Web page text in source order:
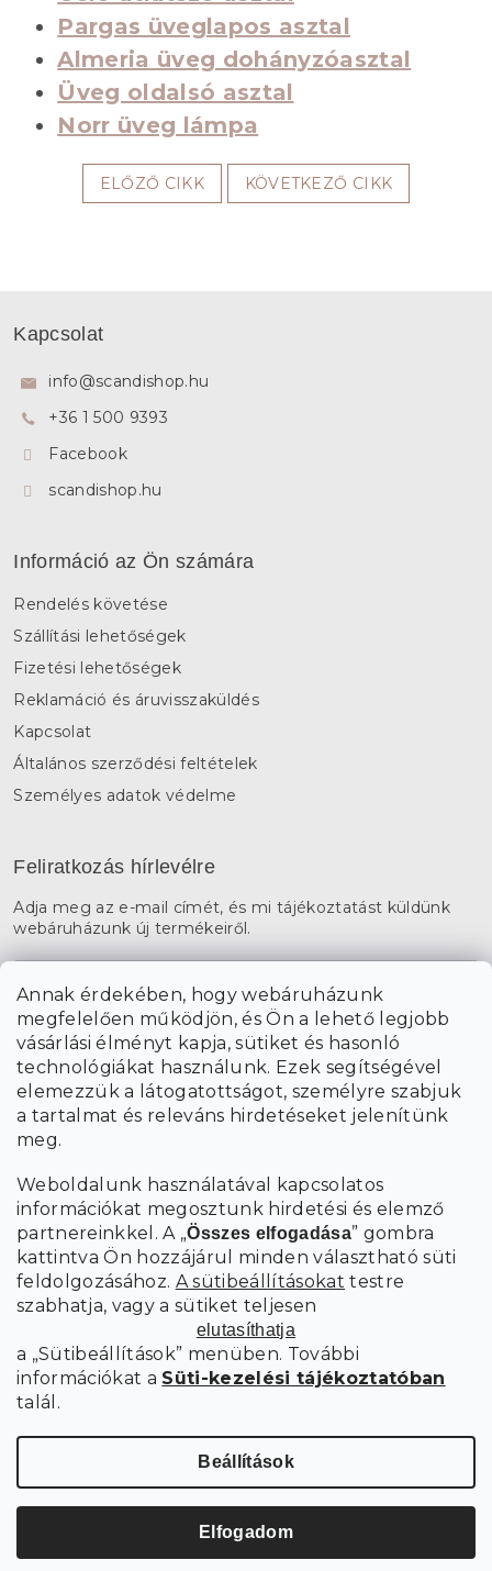
Annak érdekében, hogy webáruházunk
megfelelően működjön, és Ön a lehető legjobb
vásárlási élményt kapja, sütiket és hasonló
technológiákat használunk. Ezek segítségével
elemezzük a látogatottságot, személyre szabjuk
a tartalmat és releváns hirdetéseket jelenítünk
meg.
Weboldalunk használatával kapcsolatos
információkat megosztunk hirdetési és elemző
partnereinkkel. A „Összes elfogadása” gombra
kattintva Ön hozzájárul minden választható süti
feldolgozásához. A sütibeállításokat testre
szabhatja, vagy a sütiket teljesen
elutasíthatja
a „Sütibeállítások” menüben. További
információkat a Süti-kezelési tájékoztatóban
talál.
Beállítások
Elfogadom
Pargas üveglapos asztal
Almeria üveg dohányzóasztal
Üveg oldalsó asztal
Norr üveg lámpa
ELŐZŐ CIKK KÖVETKEZŐ CIKK
Kapcsolat
info@scandishop.hu
+36 1 500 9393
Facebook
scandishop.hu
Információ az Ön számára
Rendelés követése
Szállítási lehetőségek
Fizetési lehetőségek
Reklamáció és áruvisszaküldés
Kapcsolat
Általános szerződési feltételek
Személyes adatok védelme
Feliratkozás hírlevélre
Adja meg az e-mail címét, és mi tájékoztatást küldünk
webáruházunk új termékeiről.
A hírlevelekre való feliratkozással egyetérteka személyes
adatok feldolgozásával.
FELIRATKOZÁS
Shoptet Premium készítette